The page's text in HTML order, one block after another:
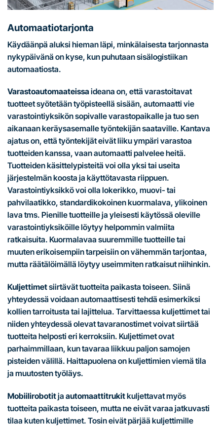
Automaatiotarjonta
Käydäänpä aluksi hieman läpi, minkälaisesta tarjonnasta
nykypäivänä on kyse, kun puhutaan sisälogistiikan
automaatiosta.
Varastoautomaateissaideana on, että varastoitavat
tuotteet syötetään työpisteellä sisään, automaatti vie
varastointiyksikön sopivalle varastopaikalle ja tuo sen
aikanaan keräysasemalle työntekijän saataville. Kantava
ajatus on, että työntekijät eivät liiku ympäri varastoa
tuotteiden kanssa, vaan automaatti palvelee heitä.
Tuotteiden käsittelypisteitä voi olla yksi tai useita
järjestelmän koosta ja käyttötavasta riippuen.
Varastointiyksikkö voi olla lokerikko, muovi- tai
pahvilaatikko, standardikokoinen kuormalava, ylikoinen
lava tms. Pienille tuotteille ja yleisesti käytössä oleville
varastointiyksiköille löytyy helpommin valmiita
ratkaisuita. Kuormalavaa suuremmille tuotteille tai
muuten erikoisempiin tarpeisiin on vähemmän tarjontaa,
mutta räätälöimällä löytyy useimmiten ratkaisut niihinkin.
Kuljettimetsiirtävät tuotteita paikasta toiseen. Siinä
yhteydessä voidaan automaattisesti tehdä esimerkiksi
kollien tarroitusta tai lajittelua. Tarvittaessa kuljettimet tai
niiden yhteydessä olevat tavaranostimet voivat siirtää
tuotteita helposti eri kerroksiin. Kuljettimet ovat
parhaimmillaan, kun tavaraa liikkuu paljon samojen
pisteiden välillä. Haittapuolena on kuljettimien viemä tila
ja muutosten työläys.
Mobiilirobotitja automaattitrukitkuljettavat myös
tuotteita paikasta toiseen, mutta ne eivät varaa jatkuvasti
tilaa kuten kuljettimet. Tosin eivät pärjää kuljettimille